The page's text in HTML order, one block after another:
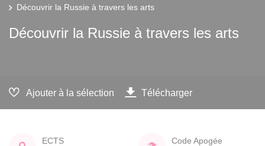
Découvrir la Russie à travers les arts
Découvrir la Russie à travers les arts
Ajouter à la sélection Télécharger
ECTS
Code Apogée